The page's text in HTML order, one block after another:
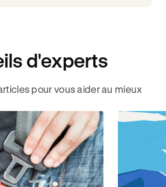
d'experts
pour vous aider au mieux